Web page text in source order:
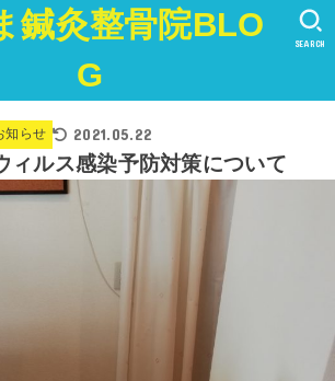
鍼灸整骨院BLO
G
SEARCH
知らせ 2021.05.22
ィルス感染予防対策について